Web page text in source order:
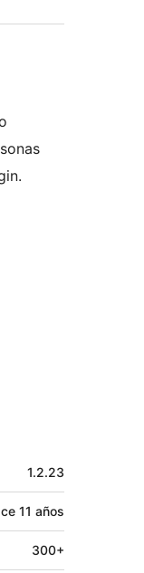
1.2.23
11 años
300+